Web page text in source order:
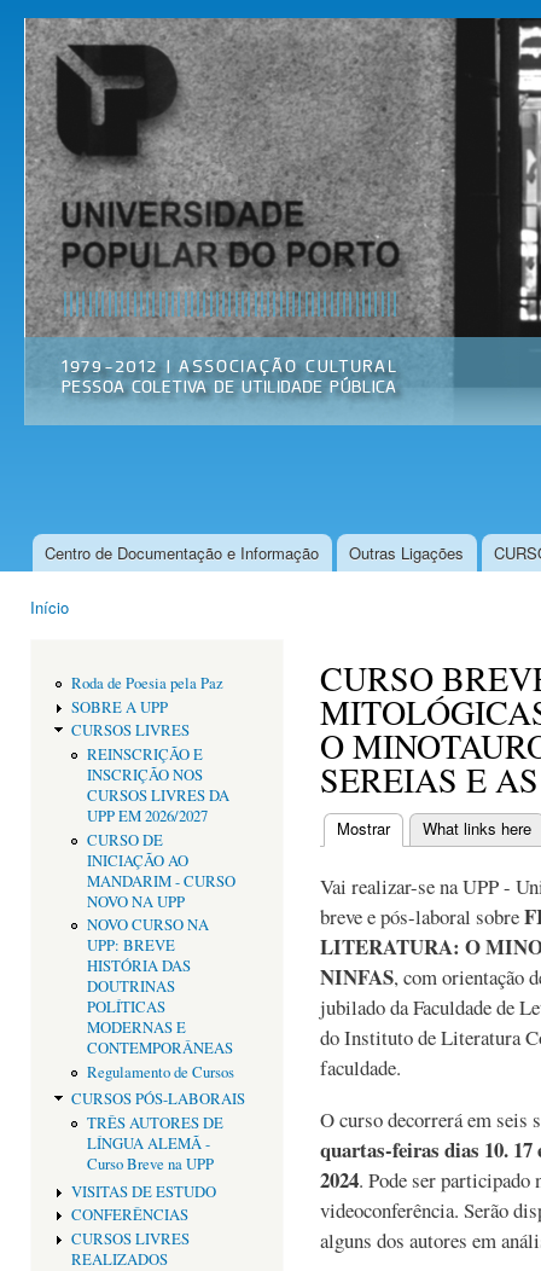
Universidade
Popular do
Porto
Associação
Cultural
Menu principal
Centro de Documentação e Informação Outras Ligações
Início
Roda de Poesia pela Paz
SOBRE A UPP
CURSOS LIVRES
REINSCRIÇÃO E
INSCRIÇÃO NOS
CURSOS LIVRES DA
UPP EM 2026/2027
CURSO DE
INICIAÇÃO AO
MANDARIM - CURSO
NOVO NA UPP
NOVO CURSO NA
UPP: BREVE
HISTÓRIA DAS
DOUTRINAS
POLÍTICAS
MODERNAS E
CONTEMPORÂNEAS
Regulamento de Cursos
CURSOS PÓS-LABORAIS
TRÊS AUTORES DE
LÍNGUA ALEMÃ -
Curso Breve na UPP
VISITAS DE ESTUDO
CONFERÊNCIAS
CURSOS LIVRES
REALIZADOS
CURSO
O
SEREIAS E
Separadores
Mostrar(separador ativo)
What links here
Vai realizar-se na UPP -
breve e pós-laboral sobre
LITERATURA: O
NINFAS, com orientação
jubilado da Faculdade de
do Instituto de Literatura
faculdade.
O curso decorrerá em seis
quartas-feiras dias 10. 17
2024. Pode ser participado
videoconferência. Serão
alguns dos autores em